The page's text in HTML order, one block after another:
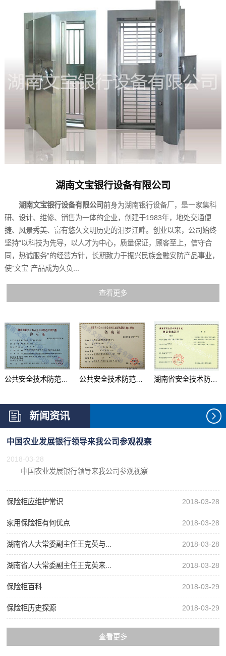
湖南文宝银行设备有限公司
湖南文宝银行设备有限公司前身为湖南银行设备厂，是一家集科
研、设计、维修、销售为一体的企业，创建于1983年，地处交通便
捷、风景秀美、富有悠久文明历史的汨罗江畔。创业以来，公司始终
坚持“以科技为先导，以人才为中心，质量保证，顾客至上，信守合
同，热诚服务”的经营方针，长期致力于振兴民族金融安防产品事业，
使“文宝”产品成为久负...
查看更多
公共安全技术防范产品... 公共安全技术防范系统... 湖南省安全技术防范行...
新闻资讯
中国农业发展银行领导来我公司参观视察
2018-03-28
中国农业发展银行领导来我公司参观视察
保险柜应维护常识 2018-03-28
家用保险柜有何优点 2018-03-28
湖南省人大常委副主任王克英与... 2018-03-28
湖南省人大常委副主任王克英来... 2018-03-28
保险柜百科 2018-03-29
保险柜历史探源 2018-03-29
查看更多